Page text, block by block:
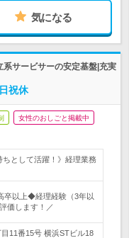
気になる
サービサーの安定基盤|充実
祝休
女性のおしごと掲載中
ちとして活躍！》経理業務
卒以上◆経理経験（3年以
価します！／
11番15号 横浜STビル18